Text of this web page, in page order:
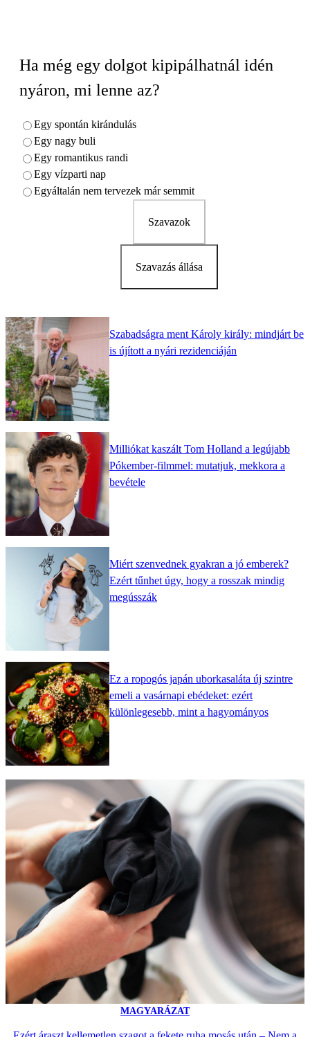
Ha még egy dolgot kipipálhatnál idén
nyáron, mi lenne az?
Egy spontán kirándulás
Egy nagy buli
Egy romantikus randi
Egy vízparti nap
Egyáltalán nem tervezek már semmit
Szavazok
Szavazás állása
Szabadságra ment Károly király: mindjárt be
is újított a nyári rezidenciáján
Milliókat kaszált Tom Holland a legújabb
Pókember-filmmel: mutatjuk, mekkora a
bevétele
Miért szenvednek gyakran a jó emberek?
Ezért tűnhet úgy, hogy a rosszak mindig
megússzák
Ez a ropogós japán uborkasaláta új szintre
emeli a vasárnapi ebédeket: ezért
különlegesebb, mint a hagyományos
MAGYARÁZAT